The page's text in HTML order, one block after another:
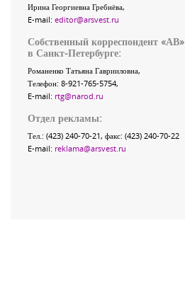
Ирина Георгиевна Гребнёва,
E-mail: editor@arsvest.ru
Собственный корреспондент «АВ»
в Санкт-Петербурге:
Романенко Татьяна Гаврииловна,
Телефон: 8-921-765-5754,
E-mail: rtg@narod.ru
Отдел рекламы:
Тел.: (423) 240-70-21, факс: (423) 240-70-22
E-mail: reklama@arsvest.ru